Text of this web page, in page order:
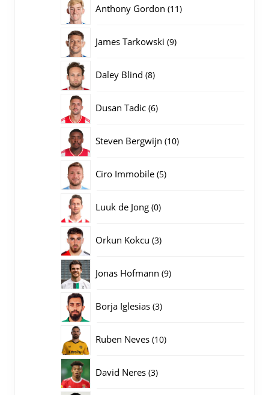
Anthony Gordon 1111
James Tarkowski 99
Daley Blind 88
Dusan Tadic 66
Steven Bergwijn 1010
Ciro Immobile 55
Luuk de Jong 00
Orkun Kokcu 33
Jonas Hofmann 99
Borja Iglesias 33
Ruben Neves 1010
David Neres 33